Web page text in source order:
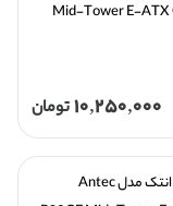
Mid-Tower E-ATX
10,250,000تومان